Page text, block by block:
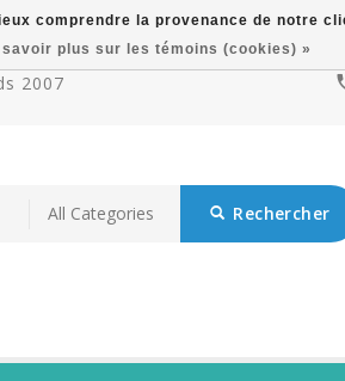
2007
Rechercher
comprendre la provenance de notre
savoir plus sur les témoins (cookies) »